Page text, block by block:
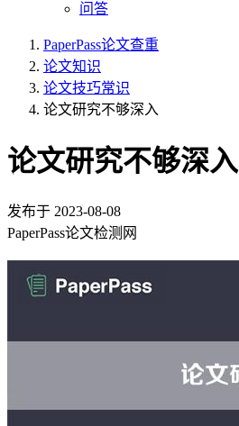
问答
PaperPass论文查重
论文知识
论文技巧常识
论文研究不够深入
论文研究不够深入
发布于 2023-08-08
PaperPass论文检测网